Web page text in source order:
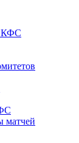
КФС
матчей